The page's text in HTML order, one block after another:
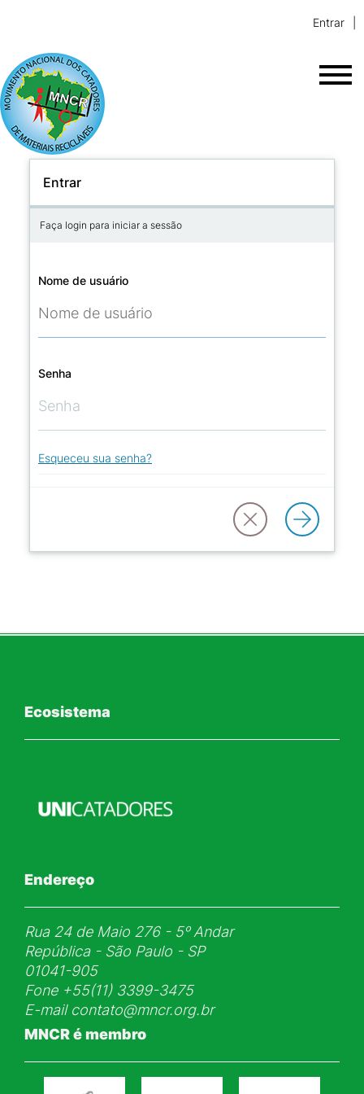
Entrar
Entrar
Faça login para iniciar a sessão
Nome de usuário
Senha
Esqueceu sua senha?
Ecosistema
Endereço
Rua 24 de Maio 276 - 5ᵒ Andar
República - São Paulo - SP
01041-905
Fone+55(11) 3399-3475
E-mail contato@mncr.org.br
MNCR é membro